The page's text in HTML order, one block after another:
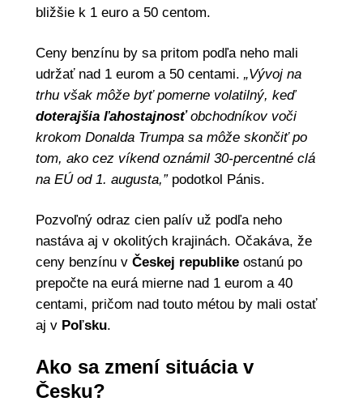
bližšie k 1 euro a 50 centom.
Ceny benzínu by sa pritom podľa neho mali
udržať nad 1 eurom a 50 centami. „Vývoj na
trhu však môže byť pomerne volatilný, keď
doterajšia ľahostajnosťobchodníkov voči
krokom Donalda Trumpa sa môže skončiť po
tom, ako cez víkend oznámil 30-percentné clá
na EÚ od 1. augusta,”podotkol Pánis.
Pozvoľný odraz cien palív už podľa neho
nastáva aj v okolitých krajinách. Očakáva, že
ceny benzínu v Českej republikeostanú po
prepočte na eurá mierne nad 1 eurom a 40
centami, pričom nad touto métou by mali ostať
aj v Poľsku.
Ako sa zmení situácia v
Česku?